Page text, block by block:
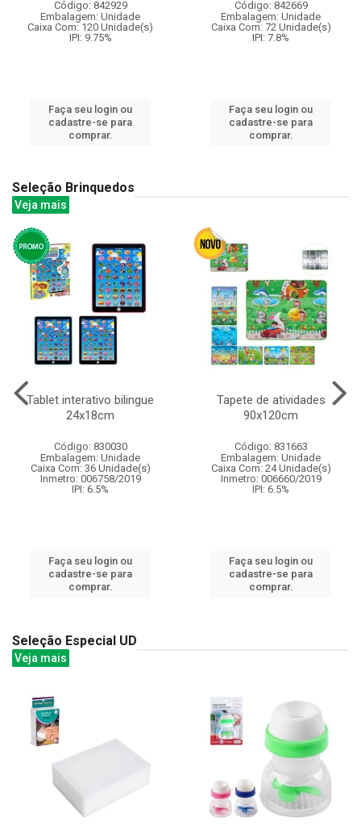
Código: 842929
Embalagem: Unidade
Caixa Com: 120 Unidade(s)
IPI: 9.75%
Faça seu login ou
cadastre-se para
comprar.
Código: 842669
Embalagem: Unidade
Caixa Com: 72 Unidade(s)
IPI: 7.8%
Faça seu login ou
cadastre-se para
comprar.
Seleção Brinquedos
Veja mais
Tablet interativo bilingue
24x18cm
Código: 830030
Embalagem: Unidade
Caixa Com: 36 Unidade(s)
Inmetro: 006758/2019
IPI: 6.5%
Faça seu login ou
cadastre-se para
comprar.
Tapete de atividades
90x120cm
Código: 831663
Embalagem: Unidade
Caixa Com: 24 Unidade(s)
Inmetro: 006660/2019
IPI: 6.5%
Faça seu login ou
cadastre-se para
comprar.
Seleção Especial UD
Veja mais